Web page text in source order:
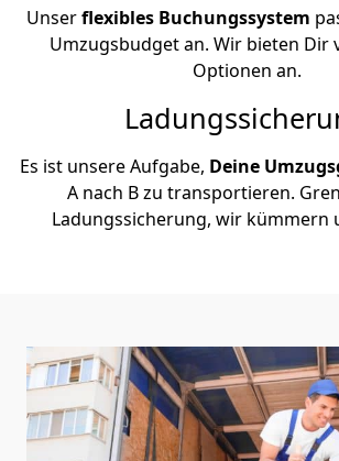
Unserflexibles Buchungssystem
Umzugsbudget an. Wir bieten Dir
Optionen an.
Es ist unsere Aufgabe, Deine
A nach B zu transportieren.
Ladungssicherung, wir kümmern